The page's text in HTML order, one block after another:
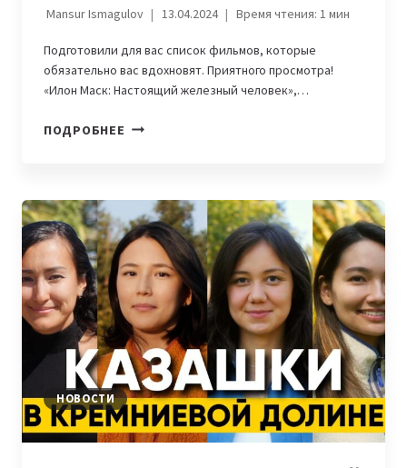
Mansur Ismagulov 13.04.2024 Время чтения: 1мин
Подготовили для вас список фильмов, которые
обязательно вас вдохновят. Приятного просмотра!
«Илон Маск: Настоящий железный человек»,…
ПОДРОБНЕЕ 7
ВЫДАЮЩИХСЯ
ЛИЧНОСТЯХ
НОВОСТИ